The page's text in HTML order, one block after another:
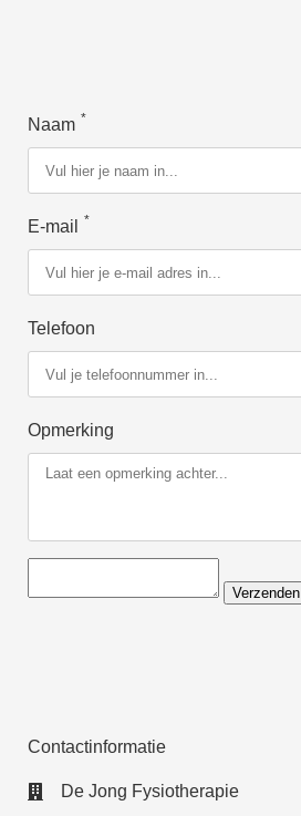
Naam *
E-mail *
Telefoon
Opmerking
Verzenden
Contactinformatie
De Jong Fysiotherapie